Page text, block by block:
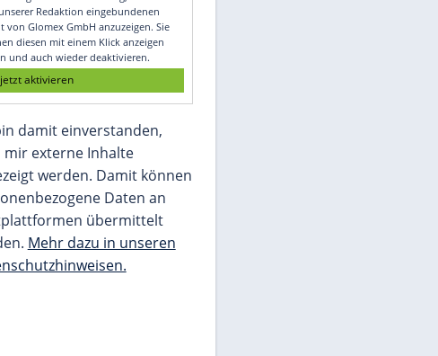
Empfohlener externer Inhalt:
Glomex GmbH
Wir benötigen Ihre Zustimmung, um den
von unserer Redaktion eingebundenen
Inhalt von Glomex GmbH anzuzeigen. Sie
können diesen mit einem Klick anzeigen
jetzt aktivieren
Ich bin damit einverstanden,
dass mir externe Inhalte